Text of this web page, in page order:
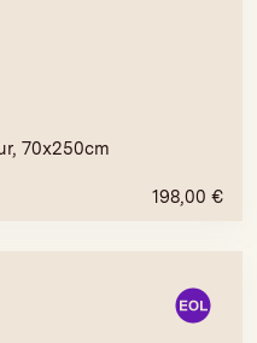
70x250cm
198,00 €